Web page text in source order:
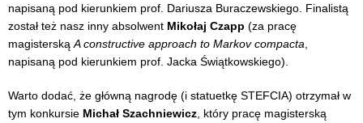
napisaną pod kierunkiem prof. Dariusza Buraczewskiego. Finalistą
został też nasz inny absolwent Mikołaj Czapp (za pracę
magisterską A constructive approach to Markov compacta
napisaną pod kierunkiem prof. Jacka Świątkowskiego).
Warto dodać, że główną nagrodę (i statuetkę STEFCIA) otrzymał w
tym konkursie Michał Szachniewicz , który pracę magisterską